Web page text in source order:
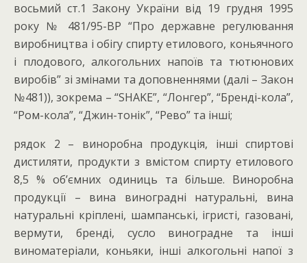
восьмий ст.1 Закону України від 19 грудня 1995
року № 481/95-ВР “Про державне регулювання
виробництва і обігу спирту етилового, коньячного
і плодового, алкогольних напоїв та тютюнових
виробів” зі змінами та доповненнями (далі – Закон
№481)), зокрема – “SHAKE”, “Лонгер”, “Бренді-кола”,
“Ром-кола”, “Джин-тонік”, “Рево” та інші;
рядок 2 – виноробна продукція, інші спиртові
дистиляти, продукти з вмістом спирту етилового
8,5 % об’ємних одиниць та більше. Виноробна
продукції – вина виноградні натуральні, вина
натуральні кріплені, шампанські, ігристі, газовані,
вермути, бренді, сусло виноградне та інші
виноматеріали, коньяки, інші алкогольні напої з